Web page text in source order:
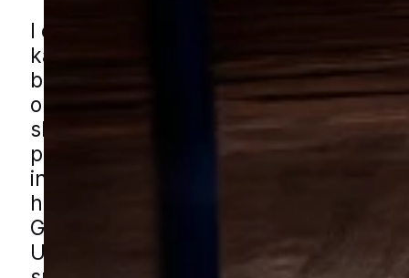
I en mindre by med blandede
kan problemet opstå i både ældre
boligkvarterer, nyere
områder med rækkehuse.
skure, garager og udhuse løser ikke
problemet, når væggelus først er
indenfor, og derfor er det vigtigt at
hurtigt. Du kan få væggelushjælp i
Gredstedbro gennem vores lokale
Udfyld formularen, så forbinder vi dig